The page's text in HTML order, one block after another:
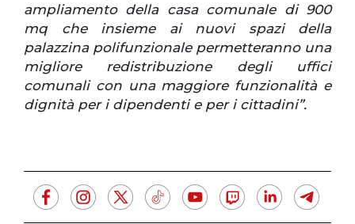
ampliamento della casa comunale di 900
mq che insieme ai nuovi spazi della
palazzina polifunzionale permetteranno una
migliore redistribuzione degli uffici
comunali con una maggiore funzionalità e
dignità per i dipendenti e per i cittadini”.